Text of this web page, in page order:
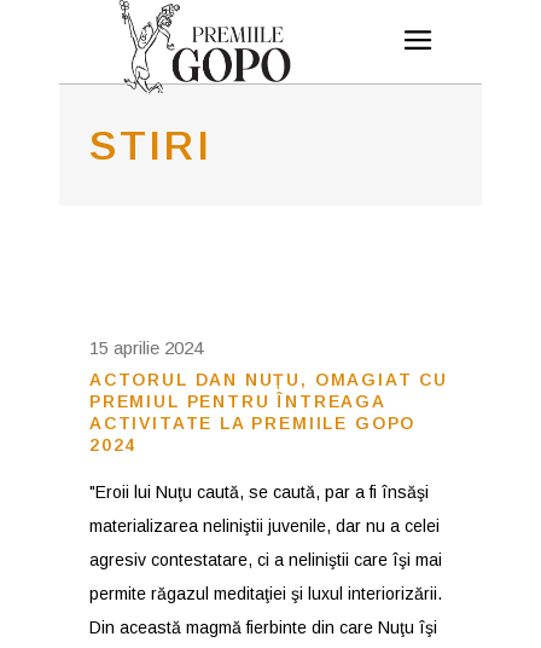
STIRI
15 aprilie 2024
ACTORUL DAN NUȚU, OMAGIAT CU
PREMIUL PENTRU ÎNTREAGA
ACTIVITATE LA PREMIILE GOPO
2024
"Eroii lui Nuţu caută, se caută, par a fi însăşi
materializarea neliniştii juvenile, dar nu a celei
agresiv contestatare, ci a neliniştii care îşi mai
permite răgazul meditaţiei şi luxul interiorizării.
Din această magmă fierbinte din care Nuţu îşi